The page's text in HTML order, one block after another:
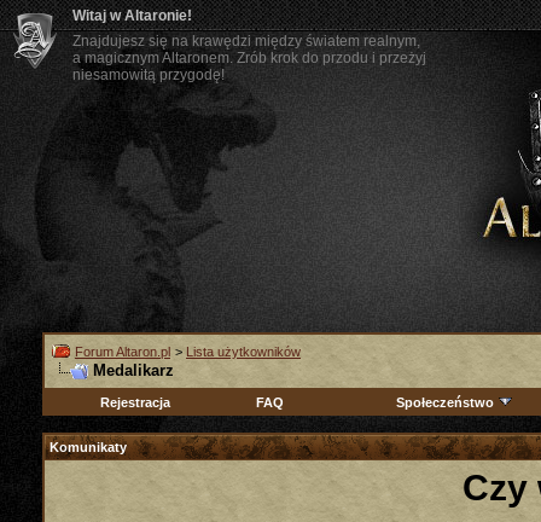
Witaj w Altaronie!
Znajdujesz się na krawędzi między światem realnym,
a magicznym Altaronem. Zrób krok do przodu i przeżyj
niesamowitą przygodę!
Forum Altaron.pl > Lista użytkowników
Medalikarz
Rejestracja FAQ Społeczeństwo
Komunikaty
Czy